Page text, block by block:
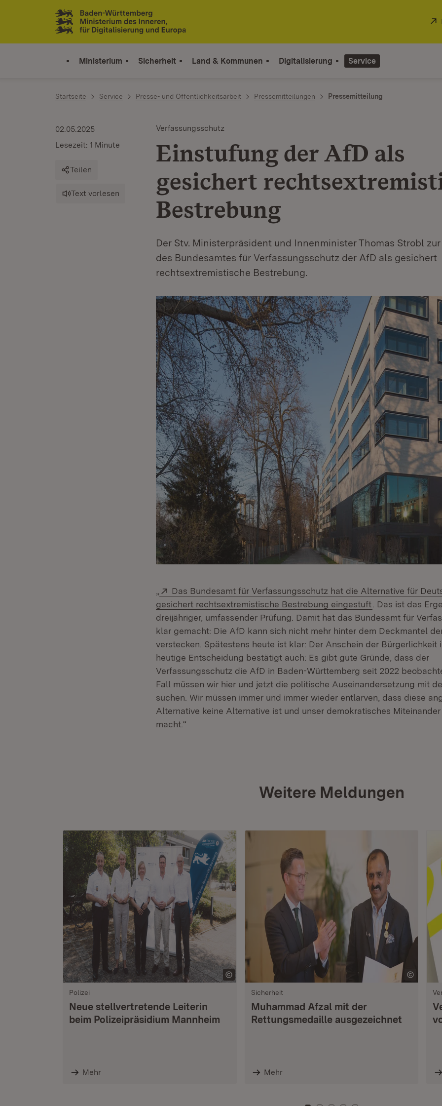
Zum Inhalt springen
Link zur Startseite
Ministerium Sicherheit Land & Kommunen Digitalisierung Service
Startseite Service Presse- und Öffentlichkeitsarbeit Pressemitteilungen Pressemitteilung
Verfassungsschutz
Einstufung der AfD als
gesichert
Bestrebung
Der Stv. Ministerpräsident und Innenminister Thomas Strobl
des Bundesamtes für Verfassungsschutz der AfD als gesichert
rechtsextremistische Bestrebung.
02.05.2025
Lesezeit: 1 Minute
Teilen
Text vorlesen
Extern:
Das Bundesamt für Verfassungsschutz hat die Alternative für
gesichert rechtsextremistische Bestrebung eingestuft (Öffnet in
. Das ist das
dreijähriger, umfassender Prüfung. Damit hat das Bundesamt für
klar gemacht: Die AfD kann sich nicht mehr hinter dem Deckmantel
verstecken. Spätestens heute ist klar: Der Anschein der Bürgerlichkeit
heutige Entscheidung bestätigt auch: Es gibt gute Gründe, dass der
Verfassungsschutz die AfD in Baden-Württemberg seit 2022
Fall müssen wir hier und jetzt die politische Auseinandersetzung mit
suchen. Wir müssen immer und immer wieder entlarven, dass diese
Alternative keine Alternative ist und unser demokratisches
macht.“
Weitere Meldungen
Polizei
Neue stellvertretende Leiterin
beim Polizeipräsidium Mannheim
Mehr
Sicherheit
Muhammad Afzal mit der
Rettungsmedaille ausgezeichnet
Mehr